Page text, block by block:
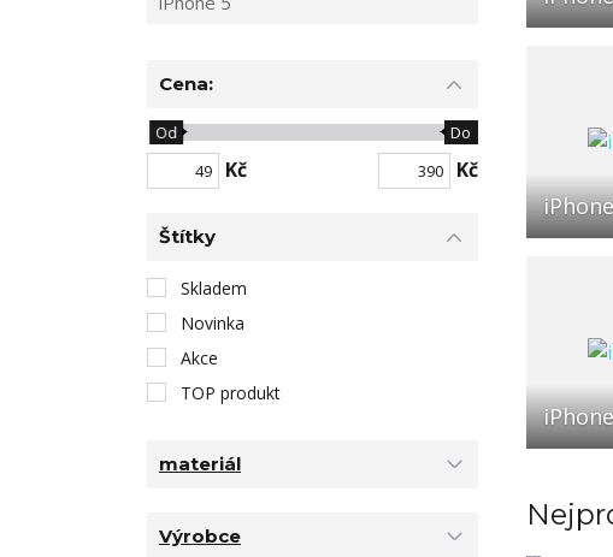
Cena:
Kč
Od Do
Kč
Štítky
Skladem
Novinka
Akce
TOP produkt
materiál
Výrobce